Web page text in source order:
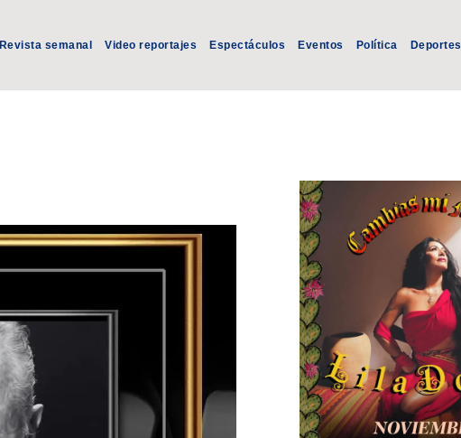
Revista semanal Video reportajes Espectáculos Eventos Política Deportes